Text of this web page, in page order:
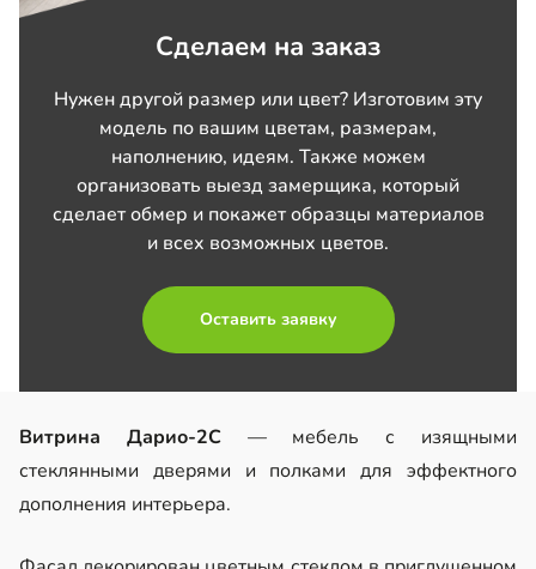
Сделаем на заказ
Нужен другой размер или цвет? Изготовим эту
модель по вашим цветам, размерам,
наполнению, идеям. Также можем
организовать выезд замерщика, который
сделает обмер и покажет образцы материалов
и всех возможных цветов.
Оставить заявку
Витрина Дарио-2С— мебель с изящными
стеклянными дверями и полками для эффектного
дополнения интерьера.